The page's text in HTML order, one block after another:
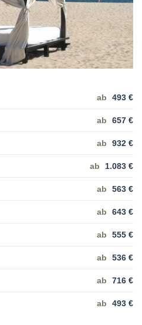
ab 493 €
ab 657 €
ab 932 €
ab 1.083 €
ab 563 €
ab 643 €
ab 555 €
ab 536 €
ab 716 €
ab 493 €